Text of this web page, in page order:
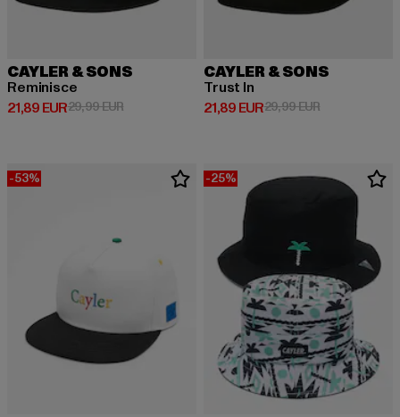
CAYLER & SONS
Reminisce
21,89 EUR
Derzeitiger Preis: 21,89 EUR
29,99 EURAktionspreis: 29,99 EUR
CAYLER & SONS
Trust In
21,89 EUR
Derzeitiger Preis: 21,89 EUR
29,99 EURAktionspreis:
-53% -25%